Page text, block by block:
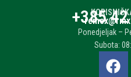
+385
Ponedjeljak –
Subota: